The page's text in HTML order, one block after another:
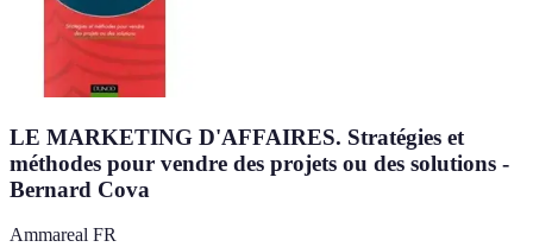
LE MARKETING D'AFFAIRES. Stratégies et
méthodes pour vendre des projets ou des solutions -
Bernard Cova
Ammareal FR